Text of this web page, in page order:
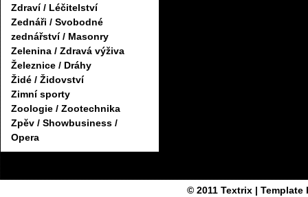
Zdraví / Léčitelství
Zednáři / Svobodné
zednářství / Masonry
Zelenina / Zdravá výživa
Železnice / Dráhy
Židé / Židovství
Zimní sporty
Zoologie / Zootechnika
Zpěv / Showbusiness /
Opera
© 2011 Textrix| Template